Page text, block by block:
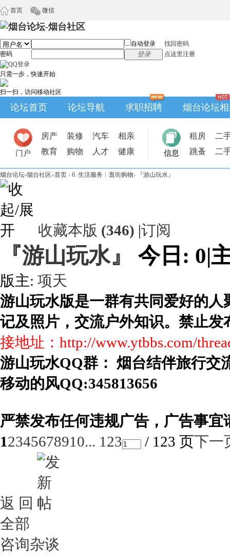
首页 微信
自动登录
找回密码
密码
登录 点这里注册
只需一步，快速开始
扫一扫，访问移动社区
论坛首页 论坛导航 求职招聘 烟台论坛
门户
房产 装修 汽车
相亲
教育
购物 人才 健康 信息
租房
二
跳蚤
二
烟台论坛-烟台社区»首页 › 6. 生活服务︱逛街购物› 『游山玩水』
收藏本版 (346) |订阅
『游山玩水』 今日: 0|
版主: 项天
游山玩水版是一群有共同爱好的
记及照片，交流户外知识。禁止
接地址：http://www.ytbbs.com/
游山玩水QQ群： 烟台结伴旅行
移动的风QQ:345813656
严禁发布任何违规广告，广告事
12345678910... 123 / 123 页下一
返 回
全部
咨询杂谈